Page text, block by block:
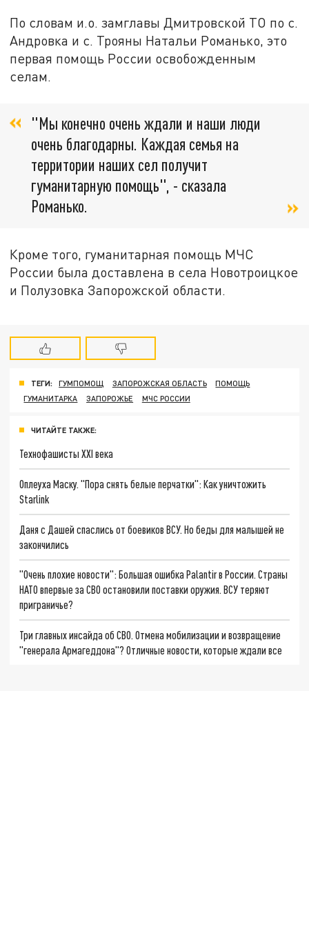
По словам и.о. замглавы Дмитровской ТО по с.
Андровка и с. Трояны Натальи Романько, это
первая помощь России освобожденным
селам.
"Мы конечно очень ждали и наши люди
очень благодарны. Каждая семья на
территории наших сел получит
гуманитарную помощь", - сказала
Романько.
Кроме того, гуманитарная помощь МЧС
России была доставлена в села Новотроицкое
и Полузовка Запорожской области.
ТЕГИ: ГУМПОМОЩ ЗАПОРОЖСКАЯ ОБЛАСТЬ
ПОМОЩЬ
ГУМАНИТАРКА
ЗАПОРОЖЬЕ МЧС РОССИИ
ЧИТАЙТЕ ТАКЖЕ:
Технофашисты XXI века
Оплеуха Маску. "Пора снять белые перчатки": Как уничтожить
Starlink
Даня с Дашей спаслись от боевиков ВСУ. Но беды для малышей не
закончились
"Очень плохие новости": Большая ошибка Palantir в России. Страны
НАТО впервые за СВО остановили поставки оружия. ВСУ теряют
приграничье?
Три главных инсайда об СВО. Отмена мобилизации и возвращение
"генерала Армагеддона"? Отличные новости, которые ждали все